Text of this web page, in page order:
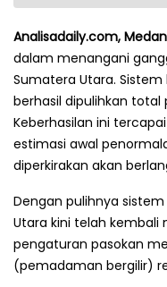
Analisadaily.com,
dalam menangani
Sumatera Utara.
berhasil dipulihkan total
Keberhasilan ini
estimasi awal
diperkirakan akan
Dengan pulihnya
Utara kini telah kembali
pengaturan pasokan
(pemadaman bergilir)